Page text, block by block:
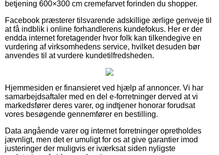
betjening 600×300 cm cremefarvet forinden du shopper.
Facebook præsterer tilsvarende adskillige ærlige genveje til
at få indblik i online forhandlerens kundefokus. Her er der
endda internet foretagender hvor folk kan tilkendegive en
vurdering af virksomhedens service, hvilket desuden bør
anvendes til at vurdere kundetilfredsheden.
Hjemmesiden er finansieret ved hjælp af annoncer. Vi har
samarbejdsaftaler med en del e-forretninger derved at vi
markedsfører deres varer, og indtjener honorar forudsat
vores besøgende gennemfører en bestilling.
Data angående varer og internet forretninger opretholdes
jævnligt, men det er umuligt for os at give garantier imod
justeringer der muligvis er iværksat siden nyligste